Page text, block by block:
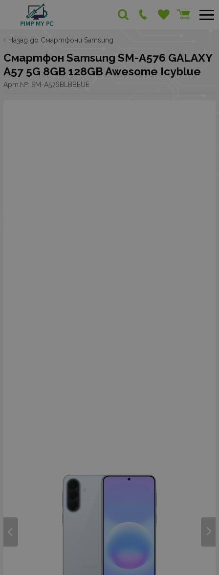
Назад до Смартфони Samsung
Смартфон Samsung SM-A576 GALAXY
A57 5G 8GB 128GB Awesome Icyblue
Арт.№: SM-A576BLBBEUE